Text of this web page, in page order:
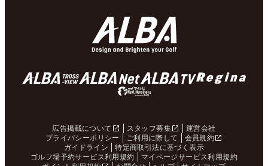
広告掲載について スタッフ募集
運営会社
プライバシーポリシー
ご利用に際して
会員規約
ガイドライン
特定商取引法に基づく表示
ゴルフ場予約サービス利用規約
マイページサービス利用規約